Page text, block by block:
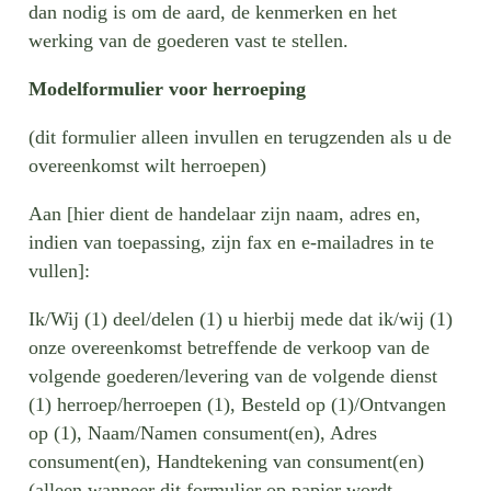
dan nodig is om de aard, de kenmerken en het
werking van de goederen vast te stellen.
Modelformulier voor herroeping
(dit formulier alleen invullen en terugzenden als u de
overeenkomst wilt herroepen)
Aan [hier dient de handelaar zijn naam, adres en,
indien van toepassing, zijn fax en e-mailadres in te
vullen]:
Ik/Wij (1) deel/delen (1) u hierbij mede dat ik/wij (1)
onze overeenkomst betreffende de verkoop van de
volgende goederen/levering van de volgende dienst
(1) herroep/herroepen (1), Besteld op (1)/Ontvangen
op (1), Naam/Namen consument(en), Adres
consument(en), Handtekening van consument(en)